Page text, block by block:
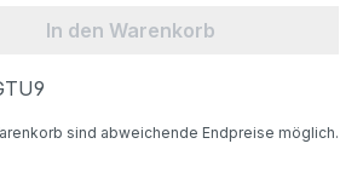
gewünschten Wert
In den Warenkorb
sind abweichende Endpreise möglich.